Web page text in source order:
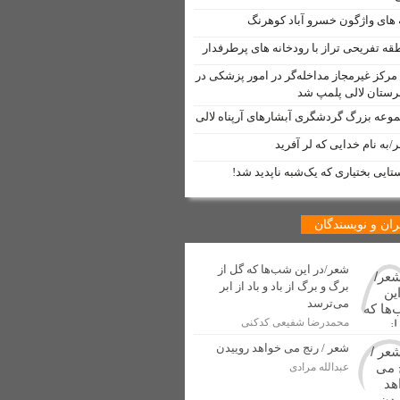
لالی
لالی منتشر شد
توسط خبرنگار لالی
شهری شهرستان لالی آغاز شد
جهانگردان ایرانی
صنفی در شهرستان لالی
های واژگون خسرو آباد کوهرنگ
تفریحی تراز با رودخانه های پرطرفدار
غیرمجاز مداخله‌گر در امور پزشکی در
لالی پلمپ شد
بزرگ گردشگری آبشارهای آرپناه لالی
به نام خدایی که لر آفرید
بختیاری که یک‌شبه ناپدید شد!
و نویسندگان
شعر/در این شب‌ها که گل از
برگ و برگ از باد و باد از ابر
می‌ترسد
محمدرضا شفیعی کدکنی
شعر / رنج می خواهد روییدن
عبدالله مرادی